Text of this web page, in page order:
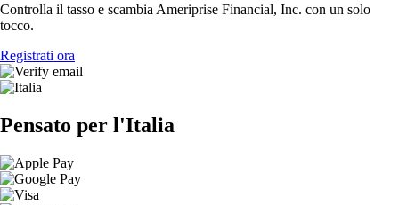
Controlla il tasso e scambia Ameriprise Financial, Inc. con un solo
tocco.
Registrati ora
Pensato per l'Italia